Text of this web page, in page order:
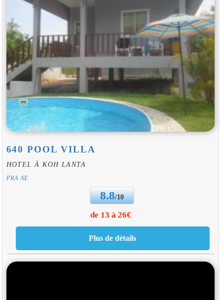
640 POOL VILLA
HOTEL À KOH LANTA
PRA AE
8.8/10
de 13 à 26€